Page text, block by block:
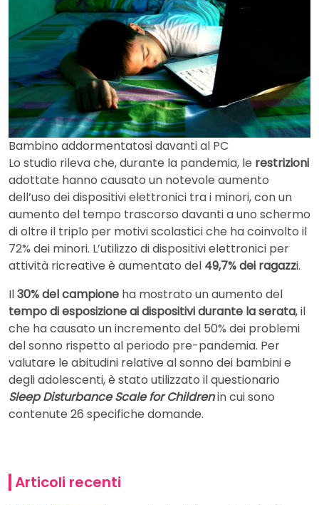
Bambino addormentatosi davanti al PC
Lo studio rileva che, durante la pandemia, le restrizioni
adottate hanno causato un notevole aumento
dell’uso dei dispositivi elettronici tra i minori, con un
aumento del tempo trascorso davanti a uno schermo
di oltre il triplo per motivi scolastici che ha coinvolto il
72% dei minori. L’utilizzo di dispositivi elettronici per
attività ricreative è aumentato del 49,7% dei ragazzi.
Il30% del campione ha mostrato un aumento del
tempo di esposizione ai dispositivi durante la serata, il
che ha causato un incremento del 50% dei problemi
del sonno rispetto al periodo pre-pandemia. Per
valutare le abitudini relative al sonno dei bambini e
degli adolescenti, è stato utilizzato il questionario
Sleep Disturbance Scale for Childrenin cui sono
contenute 26 specifiche domande.
Articoli recenti